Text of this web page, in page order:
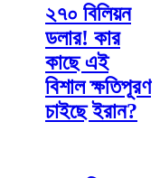
২৭০ বিলিয়ন
ডলার! কার
কাছে এই
বিশাল ক্ষতিপূরণ
চাইছে ইরান?